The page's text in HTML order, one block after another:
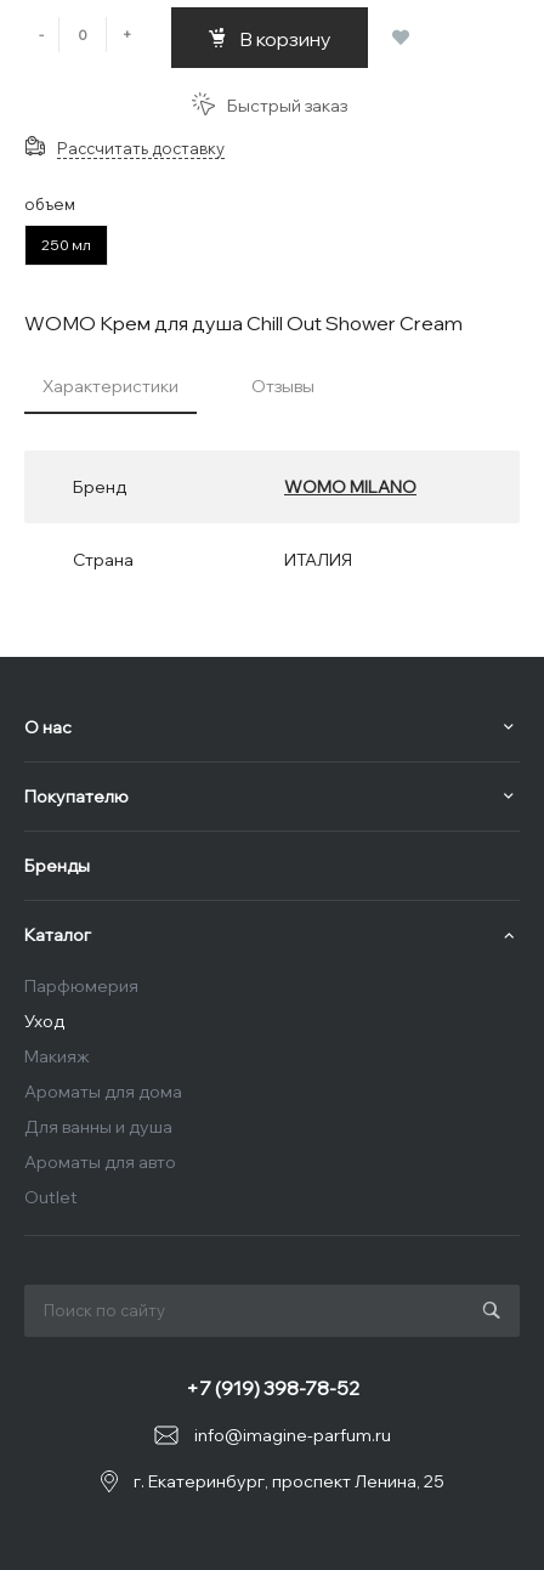
- + В корзину
Быстрый заказ
Рассчитать доставку
объем
250 мл
WOMO Крем для душа Chill Out Shower Cream
Характеристики Отзывы
Бренд WOMO MILANO
Страна ИТАЛИЯ
О нас
Покупателю
Бренды
Каталог
Парфюмерия
Уход
Макияж
Ароматы для дома
Для ванны и душа
Ароматы для авто
Outlet
info@imagine-parfum.ru
+7 (919) 398-78-52
г. Екатеринбург, проспект Ленина, 25